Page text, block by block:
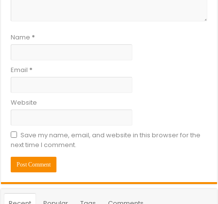
Name *
Email *
Website
Save my name, email, and website in this browser for the
next time I comment.